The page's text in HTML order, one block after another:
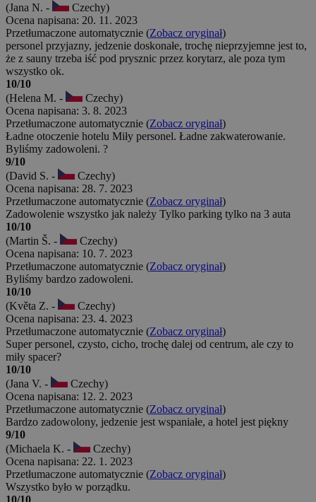
(Jana N. -
Czechy)
Ocena napisana: 20. 11. 2023
Przetłumaczone automatycznie (Zobacz oryginał)
personel przyjazny, jedzenie doskonałe, trochę nieprzyjemne jest to,
że z sauny trzeba iść pod prysznic przez korytarz, ale poza tym
wszystko ok.
10/10
(Helena M. -
Czechy)
Ocena napisana: 3. 8. 2023
Przetłumaczone automatycznie (Zobacz oryginał)
Ładne otoczenie hotelu Miły personel. Ładne zakwaterowanie.
Byliśmy zadowoleni. ?
9/10
(David S. -
Czechy)
Ocena napisana: 28. 7. 2023
Przetłumaczone automatycznie (Zobacz oryginał)
Zadowolenie wszystko jak należy Tylko parking tylko na 3 auta
10/10
(Martin Š. -
Czechy)
Ocena napisana: 10. 7. 2023
Przetłumaczone automatycznie (Zobacz oryginał)
Byliśmy bardzo zadowoleni.
10/10
(Květa Z. -
Czechy)
Ocena napisana: 23. 4. 2023
Przetłumaczone automatycznie (Zobacz oryginał)
Super personel, czysto, cicho, trochę dalej od centrum, ale czy to
miły spacer?
10/10
(Jana V. -
Czechy)
Ocena napisana: 12. 2. 2023
Przetłumaczone automatycznie (Zobacz oryginał)
Bardzo zadowolony, jedzenie jest wspaniałe, a hotel jest piękny
9/10
(Michaela K. -
Czechy)
Ocena napisana: 22. 1. 2023
Przetłumaczone automatycznie (Zobacz oryginał)
Wszystko było w porządku.
10/10